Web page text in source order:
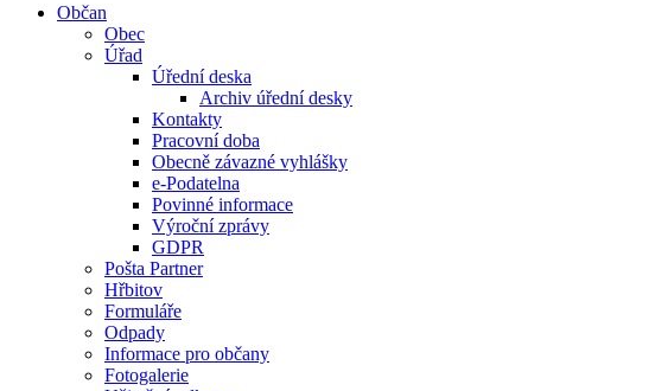
Občan
Obec
Úřad
Úřední deska
Archiv úřední desky
Kontakty
Pracovní doba
Obecně závazné vyhlášky
e-Podatelna
Povinné informace
Výroční zprávy
GDPR
Pošta Partner
Hřbitov
Formuláře
Odpady
Informace pro občany
Fotogalerie